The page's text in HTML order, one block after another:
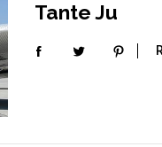
Tante Ju